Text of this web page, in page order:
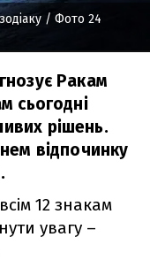
/ Фото 24
Ракам
сьогодні
рішень.
відпочинку
12 знакам
увагу –